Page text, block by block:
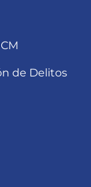
de Delitos